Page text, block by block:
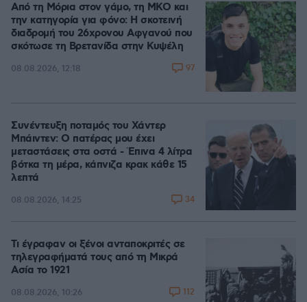
Από τη Μόρια στον γάμο, τη ΜΚΟ και
την κατηγορία για φόνο: Η σκοτεινή
διαδρομή του 26χρονου Αφγανού που
σκότωσε τη Βρετανίδα στην Κυψέλη
08.08.2026, 12:18 97
Συνέντευξη ποταμός του Χάντερ
Μπάιντεν: Ο πατέρας μου έχει
μεταστάσεις στα οστά - Έπινα 4 λίτρα
βότκα τη μέρα, κάπνιζα κρακ κάθε 15
λεπτά
08.08.2026, 14:25 34
Τι έγραφαν οι ξένοι ανταποκριτές σε
τηλεγραφήματά τους από τη Μικρά
Ασία το 1921
08.08.2026, 10:26 112